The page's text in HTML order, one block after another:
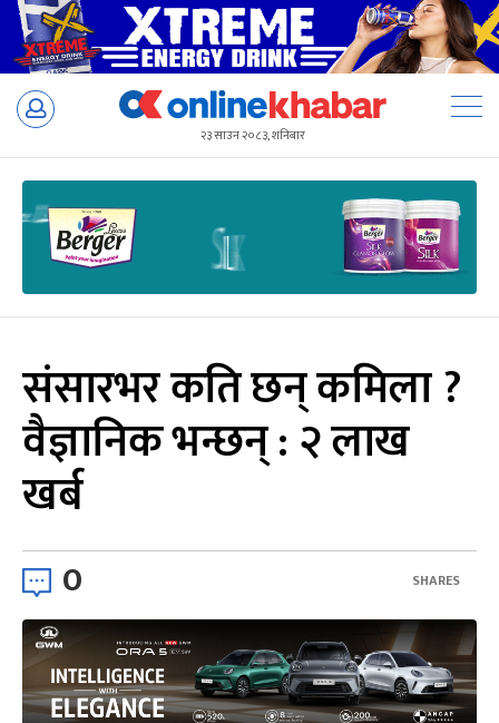
Skip
२३ साउन २०८३, शनिबार
संसारभर कति छन् कमिला ?
वैज्ञानिक भन्छन् : २ लाख
खर्ब
0 SHARES